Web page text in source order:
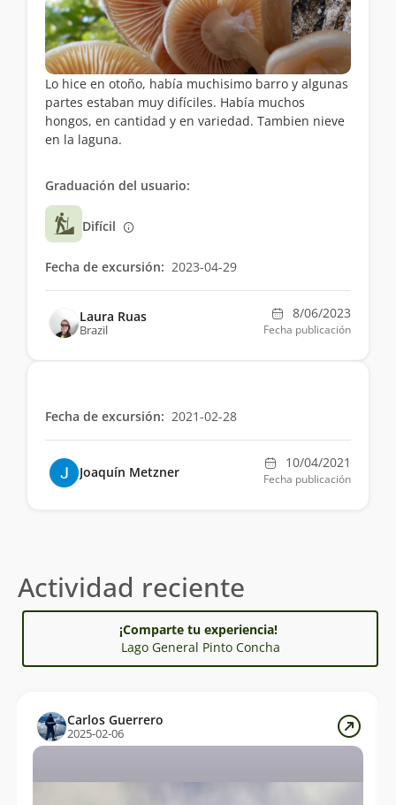
Lo hice en otoño, había muchisimo barro y algunas
partes estaban muy difíciles. Había muchos
hongos, en cantidad y en variedad. Tambien nieve
en la laguna.
Graduación del usuario:
Difícil
Fecha de excursión: 2023-04-29
Laura Ruas
Brazil
8/06/2023
Fecha publicación
Fecha de excursión: 2021-02-28
Joaquín Metzner
10/04/2021
Fecha publicación
Actividad reciente
¡Comparte tu experiencia!
Lago General Pinto Concha
Carlos Guerrero
2025-02-06